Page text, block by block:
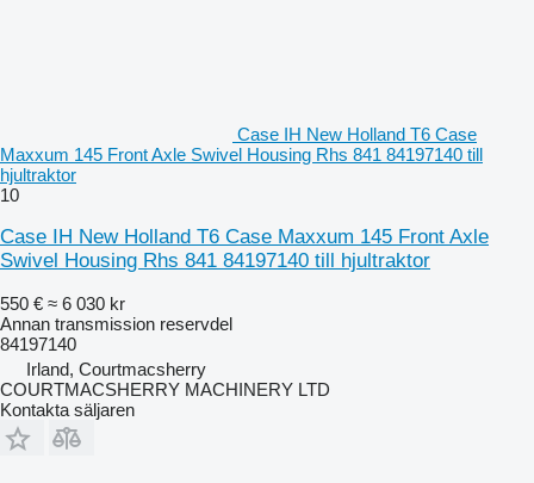
Case IH New Holland T6 Case
Maxxum 145 Front Axle Swivel Housing Rhs 841 84197140 till
hjultraktor
10
Case IH New Holland T6 Case Maxxum 145 Front Axle
Swivel Housing Rhs 841 84197140 till hjultraktor
550 € ≈ 6 030 kr
Annan transmission reservdel
84197140
Irland, Courtmacsherry
COURTMACSHERRY MACHINERY LTD
Kontakta säljaren